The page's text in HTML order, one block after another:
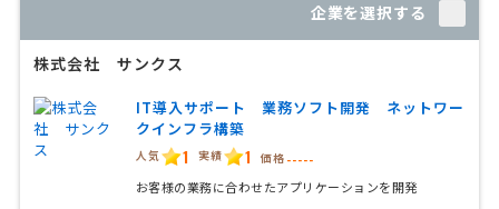
企業を選択する
株式会社 サンクス
IT導入サポート 業務ソフト開発 ネットワー
クインフラ構築
人気 1 実績 1 価格 -----
お客様の業務に合わせたアプリケーションを開発